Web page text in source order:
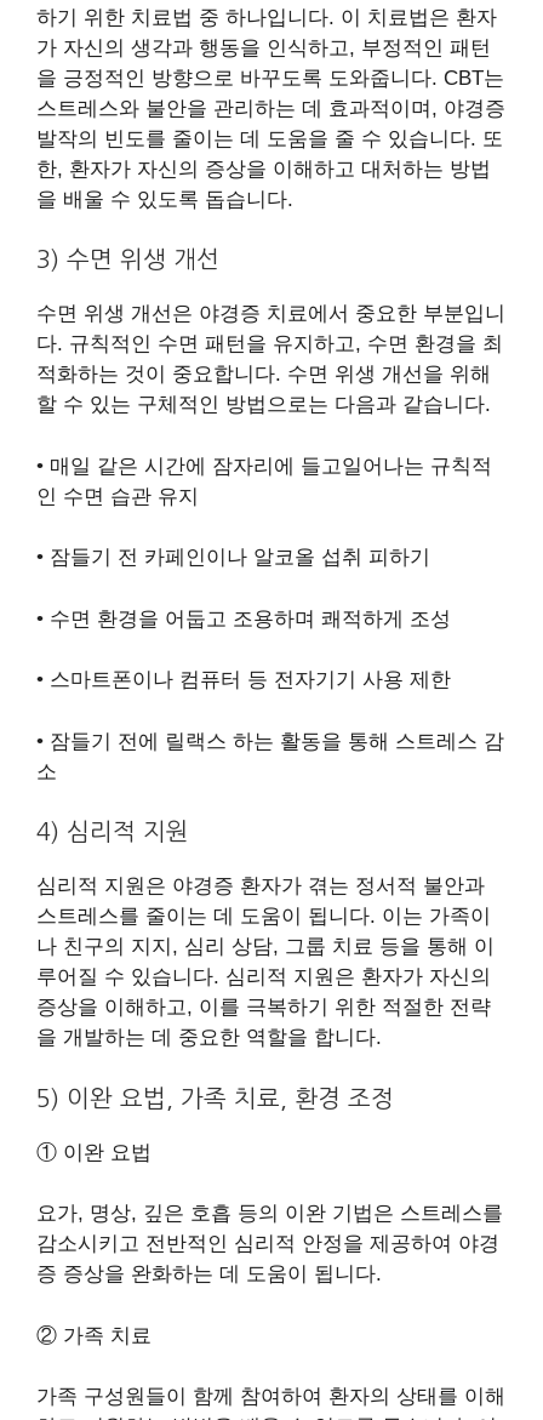
하기 위한 치료법 중 하나입니다. 이 치료법은 환자
가 자신의 생각과 행동을 인식하고, 부정적인 패턴
을 긍정적인 방향으로 바꾸도록 도와줍니다. CBT는
스트레스와 불안을 관리하는 데 효과적이며, 야경증
발작의 빈도를 줄이는 데 도움을 줄 수 있습니다. 또
한, 환자가 자신의 증상을 이해하고 대처하는 방법
을 배울 수 있도록 돕습니다.
3) 수면 위생 개선
수면 위생 개선은 야경증 치료에서 중요한 부분입니
다. 규칙적인 수면 패턴을 유지하고, 수면 환경을 최
적화하는 것이 중요합니다. 수면 위생 개선을 위해
할 수 있는 구체적인 방법으로는 다음과 같습니다.
• 매일 같은 시간에 잠자리에 들고일어나는 규칙적
인 수면 습관 유지
• 잠들기 전 카페인이나 알코올 섭취 피하기
• 수면 환경을 어둡고 조용하며 쾌적하게 조성
• 스마트폰이나 컴퓨터 등 전자기기 사용 제한
• 잠들기 전에 릴랙스 하는 활동을 통해 스트레스 감
소
4) 심리적 지원
심리적 지원은 야경증 환자가 겪는 정서적 불안과
스트레스를 줄이는 데 도움이 됩니다. 이는 가족이
나 친구의 지지, 심리 상담, 그룹 치료 등을 통해 이
루어질 수 있습니다. 심리적 지원은 환자가 자신의
증상을 이해하고, 이를 극복하기 위한 적절한 전략
을 개발하는 데 중요한 역할을 합니다.
5) 이완 요법, 가족 치료, 환경 조정
① 이완 요법
요가, 명상, 깊은 호흡 등의 이완 기법은 스트레스를
감소시키고 전반적인 심리적 안정을 제공하여 야경
증 증상을 완화하는 데 도움이 됩니다.
② 가족 치료
가족 구성원들이 함께 참여하여 환자의 상태를 이해